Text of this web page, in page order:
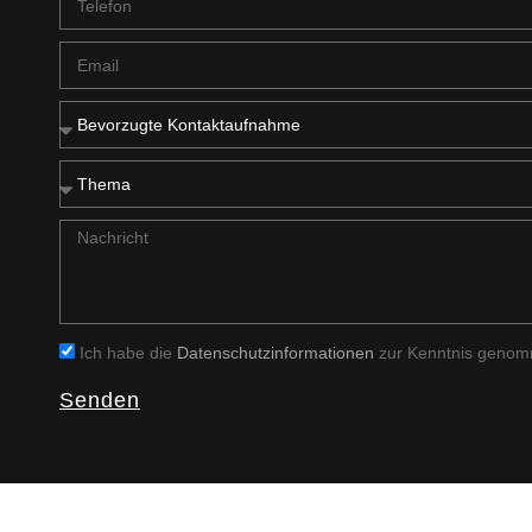
Ich habe die Datenschutzinformationen zur Kenntnis
Senden